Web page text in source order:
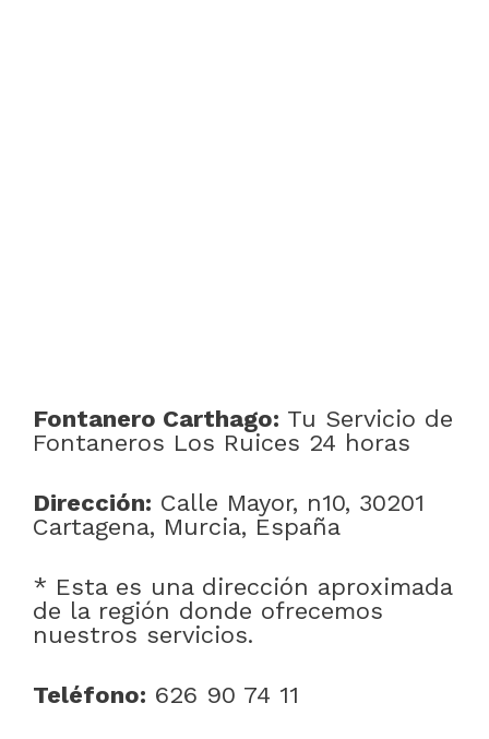
Fontanero Carthago: Tu Servicio de
Fontaneros Los Ruices 24 horas
Dirección: Calle Mayor, n10, 30201
Cartagena, Murcia, España
* Esta es una dirección aproximada
de la región donde ofrecemos
nuestros servicios.
Teléfono: 626 90 74 11